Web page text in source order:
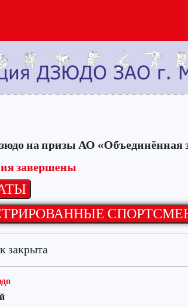
на призы АО «Объединённая
завершены
закрыта